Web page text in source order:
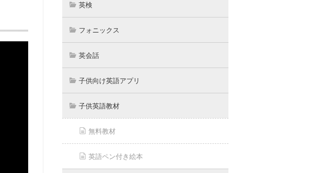
英検
フォニックス
英会話
子供向け英語アプリ
子供英語教材
無料教材
英語ペン付き絵本